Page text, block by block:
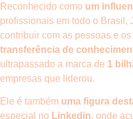
Reconhecido como um
profissionais em todo o Brasil,
contribuir com as pessoas e
transferência de
ultrapassado a marca de 1
empresas que liderou.
Ele é também uma figura
especial no Linkedin, onde